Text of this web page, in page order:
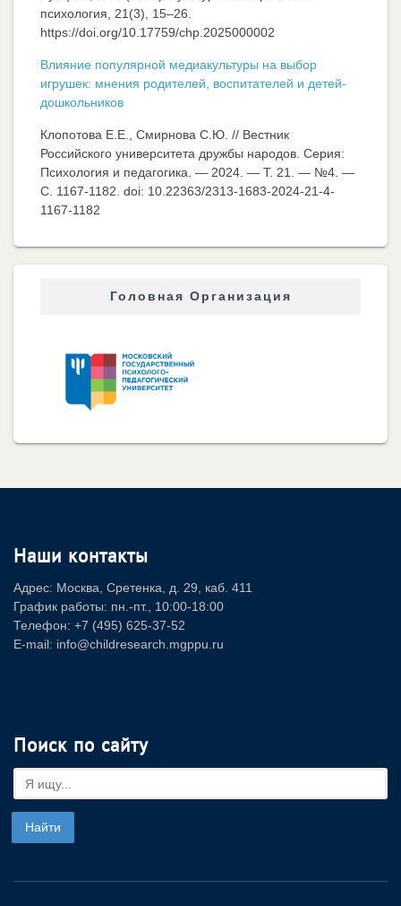
психология, 21(3), 15–26.
https://doi.org/10.17759/chp.2025000002
Влияние популярной медиакультуры на выбор
игрушек: мнения родителей, воспитателей и детей-
дошкольников
Клопотова Е.Е., Смирнова С.Ю. // Вестник
Российского университета дружбы народов. Серия:
Психология и педагогика. — 2024. — Т. 21. — №4. —
C. 1167-1182. doi: 10.22363/2313-1683-2024-21-4-
1167-1182
Головная Организация
Наши контакты
Адрес: Москва, Сретенка, д. 29, каб. 411
График работы: пн.-пт., 10:00-18:00
Телефон: +7 (495) 625-37-52
E-mail: info@childresearch.mgppu.ru
Поиск по сайту